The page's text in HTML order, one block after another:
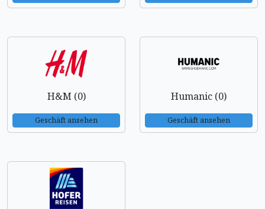
H&M (0)
Geschäft ansehen
Humanic (0)
Geschäft ansehen